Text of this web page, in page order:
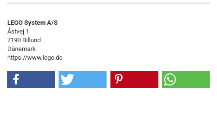
LEGO System A/S
Åstvej 1
7190 Billund
Dänemark
https://www.lego.de